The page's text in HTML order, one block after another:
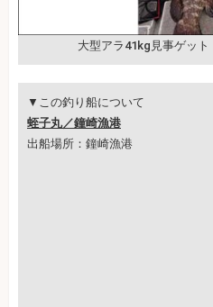
大型アラ41kg見事ゲット
▼この釣り船について
蛭子丸／鐘崎漁港
出船場所：鐘崎漁港